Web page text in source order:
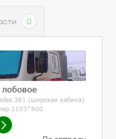
0
лобовое
381 (широкая кабина)
2153*800